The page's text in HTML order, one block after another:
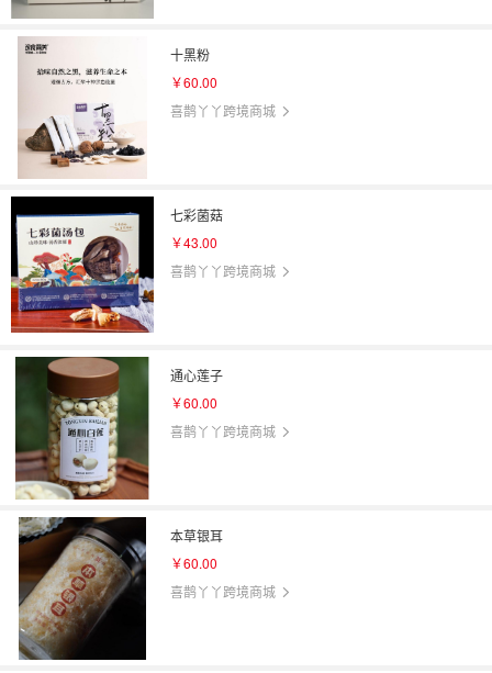
十黑粉
￥60.00
喜鹊丫丫跨境商城
七彩菌菇
￥43.00
喜鹊丫丫跨境商城
通心莲子
￥60.00
喜鹊丫丫跨境商城
本草银耳
￥60.00
喜鹊丫丫跨境商城